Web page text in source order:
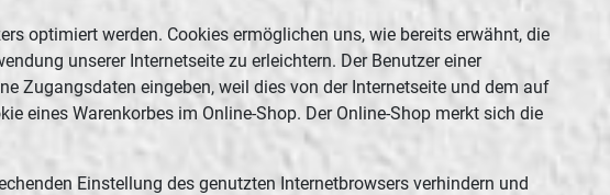
optimiert werden. Cookies ermöglichen uns, wie bereits erwähnt, die
unserer Internetseite zu erleichtern. Der Benutzer einer
Zugangsdaten eingeben, weil dies von der Internetseite und dem auf
eines Warenkorbes im Online-Shop. Der Online-Shop merkt sich die
Einstellung des genutzten Internetbrowsers verhindern und